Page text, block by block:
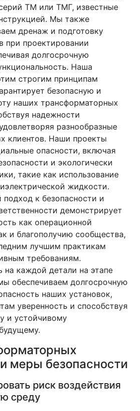
ТМ или ТМГ, известные
Мы также
дренаж и подготовку
при проектировании
долгосрочную
Наша
строгим принципам
безопасную и
наших трансформаторных
надежности
разнообразные
клиентов. Наши проекты
опасности, включая
и экологически
такие как использование
жидкости.
к безопасности и
демонстрирует
как операционной
и благополучию сообщества,
лучшим практикам
требованиям.
на каждой детали на этапе
обеспечиваем долгосрочную
наших установок,
уверенность и способствуя
и устойчивому
меры безопасности
риск воздействия
среду